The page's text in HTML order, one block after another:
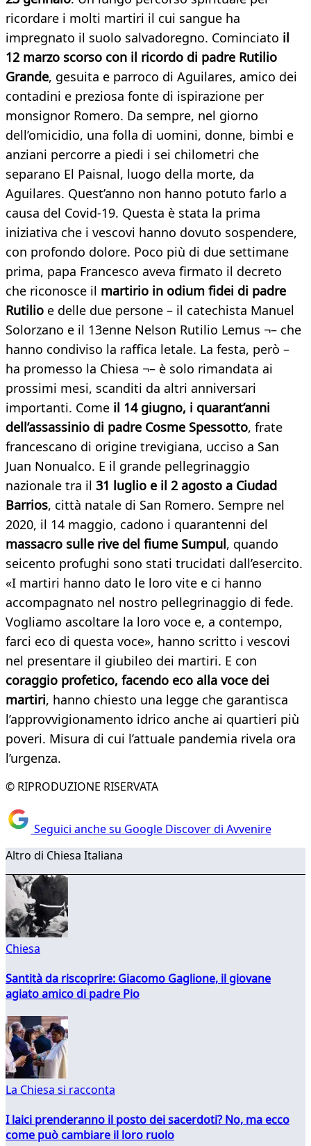
ricordare i molti martiri il cui sangue ha
impregnato il suolo salvadoregno. Cominciato il
12 marzo scorso con il ricordo di padre Rutilio
Grande, gesuita e parroco di Aguilares, amico dei
contadini e preziosa fonte di ispirazione per
monsignor Romero. Da sempre, nel giorno
dell’omicidio, una folla di uomini, donne, bimbi e
anziani percorre a piedi i sei chilometri che
separano El Paisnal, luogo della morte, da
Aguilares. Quest’anno non hanno potuto farlo a
causa del Covid-19. Questa è stata la prima
iniziativa che i vescovi hanno dovuto sospendere,
con profondo dolore. Poco più di due settimane
prima, papa Francesco aveva firmato il decreto
che riconosce il martirio in odium fidei di padre
Rutilio e delle due persone – il catechista Manuel
Solorzano e il 13enne Nelson Rutilio Lemus ¬– che
hanno condiviso la raffica letale. La festa, però –
ha promesso la Chiesa ¬– è solo rimandata ai
prossimi mesi, scanditi da altri anniversari
importanti. Come il 14 giugno, i quarant’anni
dell’assassinio di padre Cosme Spessotto, frate
francescano di origine trevigiana, ucciso a San
Juan Nonualco. E il grande pellegrinaggio
nazionale tra il 31 luglio e il 2 agosto a Ciudad
Barrios, città natale di San Romero. Sempre nel
2020, il 14 maggio, cadono i quarantenni del
massacro sulle rive del fiume Sumpul, quando
seicento profughi sono stati trucidati dall’esercito.
«I martiri hanno dato le loro vite e ci hanno
accompagnato nel nostro pellegrinaggio di fede.
Vogliamo ascoltare la loro voce e, a contempo,
farci eco di questa voce», hanno scritto i vescovi
nel presentare il giubileo dei martiri. E con
coraggio profetico, facendo eco alla voce dei
martiri, hanno chiesto una legge che garantisca
l’approvvigionamento idrico anche ai quartieri più
poveri. Misura di cui l’attuale pandemia rivela ora
l’urgenza.
© RIPRODUZIONE RISERVATA
Seguici anche su Google Discover di Avvenire
Altro di Chiesa Italiana
Chiesa
Santità da riscoprire: Giacomo Gaglione, il giovane
agiato amico di padre Pio
La Chiesa si racconta
I laici prenderanno il posto dei sacerdoti? No, ma ecco
come può cambiare il loro ruolo